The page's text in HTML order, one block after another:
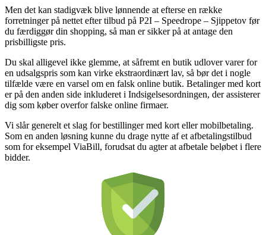
Men det kan stadigvæk blive lønnende at efterse en række
forretninger på nettet efter tilbud på P2I – Speedrope – Sjippetov før
du færdiggør din shopping, så man er sikker på at antage den
prisbilligste pris.
Du skal alligevel ikke glemme, at såfremt en butik udlover varer for
en udsalgspris som kan virke ekstraordinært lav, så bør det i nogle
tilfælde være en varsel om en falsk online butik. Betalinger med kort
er på den anden side inkluderet i Indsigelsesordningen, der assisterer
dig som køber overfor falske online firmaer.
Vi slår generelt et slag for bestillinger med kort eller mobilbetaling.
Som en anden løsning kunne du drage nytte af et afbetalingstilbud
som for eksempel ViaBill, forudsat du agter at afbetale beløbet i flere
bidder.